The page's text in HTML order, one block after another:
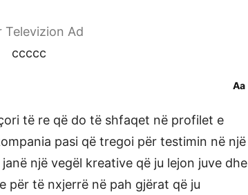
Televizion Ad
ccccc
Aa
të re që do të shfaqet në profilet e
pasi që tregoi për testimin në një
një vegël kreative që ju lejon juve dhe
për të nxjerrë në pah gjërat që ju